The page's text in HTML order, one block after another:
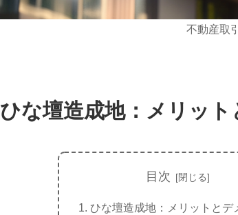
不動産取
ひな壇造成地：メリット
目次
ひな壇造成地：メリットとデ